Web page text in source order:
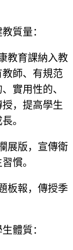
質量：
教育課納入教
師、有規范
實用性的、
，提高學生
。
展版，宣傳衛
慣。
板報，傳授季
體質：